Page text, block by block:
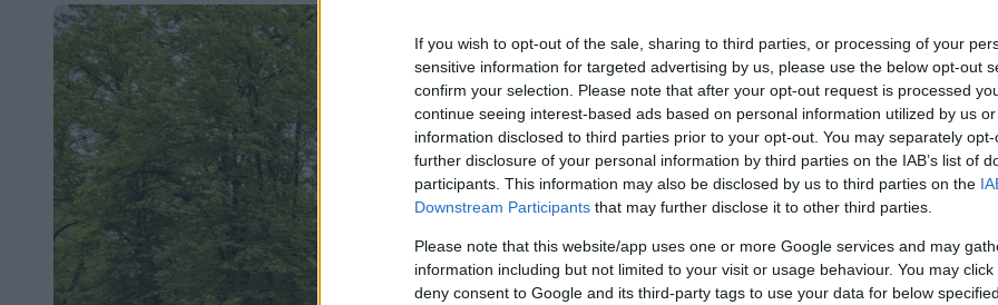
If you wish to opt-out of the sale, sharing to third parties, or processing of your
sensitive information for targeted advertising by us, please use the below opt-out
confirm your selection. Please note that after your opt-out request is processed
continue seeing interest-based ads based on personal information utilized by us
information disclosed to third parties prior to your opt-out. You may separately
further disclosure of your personal information by third parties on the IAB’s list of
participants. This information may also be disclosed by us to third parties on the
Downstream Participants that may further disclose it to other third parties.
Please note that this website/app uses one or more Google services and may
information including but not limited to your visit or usage behaviour. You may
deny consent to Google and its third-party tags to use your data for below